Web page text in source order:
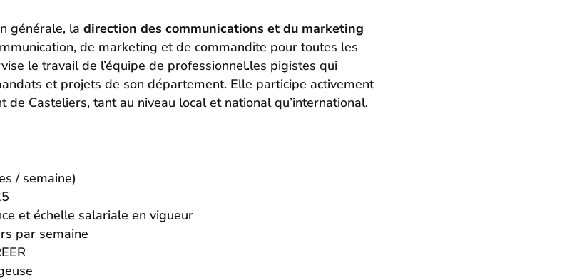
générale, la direction des communications et du marketing
de marketing et de commandite pour toutes les
le travail de l’équipe de professionnel.les pigistes qui
et projets de son département. Elle participe activement
de Casteliers, tant au niveau local et national qu’international.
/ semaine)
et échelle salariale en vigueur
par semaine